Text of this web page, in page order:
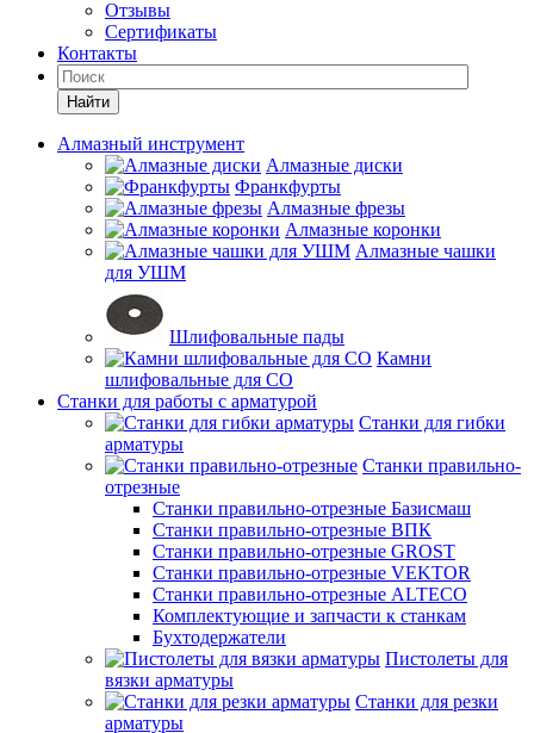
Отзывы
Сертификаты
Контакты
Найти
Алмазный инструмент
Алмазные диски
Франкфурты
Алмазные фрезы
Алмазные коронки
Алмазные чашки
для УШМ
Шлифовальные пады
Камни
шлифовальные для СО
Станки для работы с арматурой
Станки для гибки
арматуры
Станки правильно-
отрезные
Станки правильно-отрезные Базисмаш
Станки правильно-отрезные ВПК
Станки правильно-отрезные GROST
Станки правильно-отрезные VEKTOR
Станки правильно-отрезные ALTECO
Комплектующие и запчасти к станкам
Бухтодержатели
Пистолеты для
вязки арматуры
Станки для резки
арматуры